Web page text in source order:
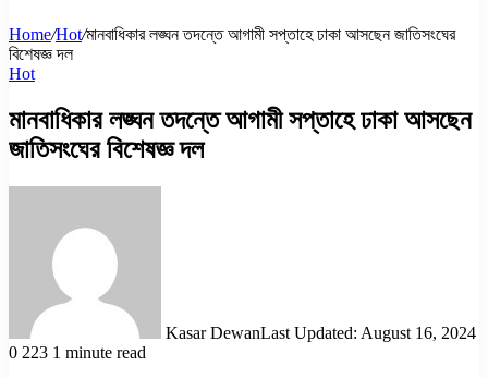
Home/Hot/মানবাধিকার লঙ্ঘন তদন্তে আগামী সপ্তাহে ঢাকা আসছেন জাতিসংঘের
বিশেষজ্ঞ দল
Hot
মানবাধিকার লঙ্ঘন তদন্তে আগামী সপ্তাহে ঢাকা আসছেন
জাতিসংঘের বিশেষজ্ঞ দল
Kasar DewanLast Updated: August 16, 2024
0 223 1 minute read